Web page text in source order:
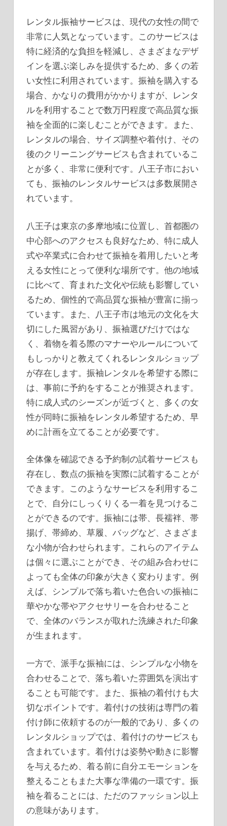
レンタル振袖サービスは、現代の女性の間で
非常に人気となっています。このサービスは
特に経済的な負担を軽減し、さまざまなデザ
インを選ぶ楽しみを提供するため、多くの若
い女性に利用されています。振袖を購入する
場合、かなりの費用がかかりますが、レンタ
ルを利用することで数万円程度で高品質な振
袖を全面的に楽しむことができます。また、
レンタルの場合、サイズ調整や着付け、その
後のクリーニングサービスも含まれているこ
とが多く、非常に便利です。八王子市におい
ても、振袖のレンタルサービスは多数展開さ
れています。
八王子は東京の多摩地域に位置し、首都圏の
中心部へのアクセスも良好なため、特に成人
式や卒業式に合わせて振袖を着用したいと考
える女性にとって便利な場所です。他の地域
に比べて、育まれた文化や伝統も影響してい
るため、個性的で高品質な振袖が豊富に揃っ
ています。また、八王子市は地元の文化を大
切にした風習があり、振袖選びだけではな
く、着物を着る際のマナーやルールについて
もしっかりと教えてくれるレンタルショップ
が存在します。振袖レンタルを希望する際に
は、事前に予約をすることが推奨されます。
特に成人式のシーズンが近づくと、多くの女
性が同時に振袖をレンタル希望するため、早
めに計画を立てることが必要です。
全体像を確認できる予約制の試着サービスも
存在し、数点の振袖を実際に試着することが
できます。このようなサービスを利用するこ
とで、自分にしっくりくる一着を見つけるこ
とができるのです。振袖には帯、長襦袢、帯
揚げ、帯締め、草履、バッグなど、さまざま
な小物が合わせられます。これらのアイテム
は個々に選ぶことができ、その組み合わせに
よっても全体の印象が大きく変わります。例
えば、シンプルで落ち着いた色合いの振袖に
華やかな帯やアクセサリーを合わせること
で、全体のバランスが取れた洗練された印象
が生まれます。
一方で、派手な振袖には、シンプルな小物を
合わせることで、落ち着いた雰囲気を演出す
ることも可能です。また、振袖の着付けも大
切なポイントです。着付けの技術は専門の着
付け師に依頼するのが一般的であり、多くの
レンタルショップでは、着付けのサービスも
含まれています。着付けは姿勢や動きに影響
を与えるため、着る前に自分エモーションを
整えることもまた大事な準備の一環です。振
袖を着ることには、ただのファッション以上
の意味があります。